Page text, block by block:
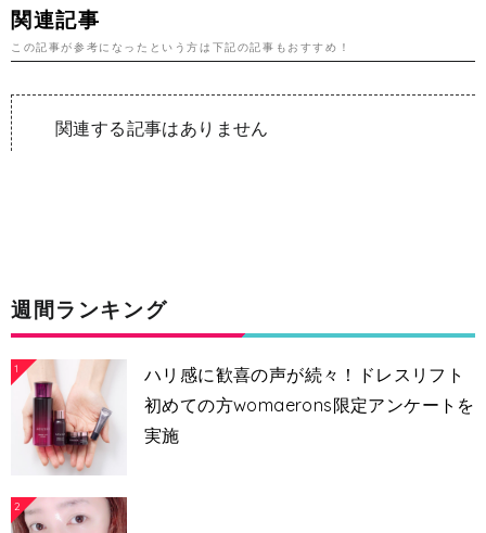
関連記事
この記事が参考になったという方は下記の記事もおすすめ！
関連する記事はありません
週間ランキング
1
ハリ感に歓喜の声が続々！ドレスリフト
初めての方womaerons限定アンケートを
実施
2